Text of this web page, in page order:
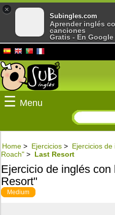
☰ Menu
Home > Ejercicios > Ejercicios
Roach" > Last Resort
Ejercicio de inglés
Resort"
Medium
×
Subingles.com
Aprender inglés
canciones
Gratis - En Google